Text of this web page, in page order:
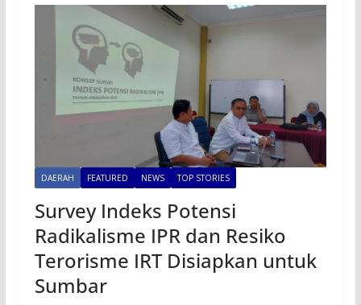
DAERAH FEATURED NEWS TOP STORIES
Survey Indeks Potensi
Radikalisme IPR dan Resiko
Terorisme IRT Disiapkan untuk
Sumbar